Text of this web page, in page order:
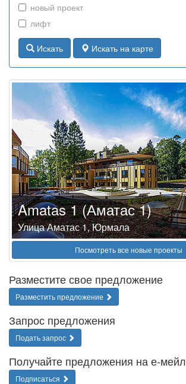
новый проект
лифт
Искать Искать на карте
Amatas 1 (Аматас 1)
Улица Аматас 1, Юрмала
Посмотреть все новые проекты
Разместите свое предложение
Разместить предложение
Запрос предложения
Подать запрос
Получайте предложения на е-мейл
Подписаться